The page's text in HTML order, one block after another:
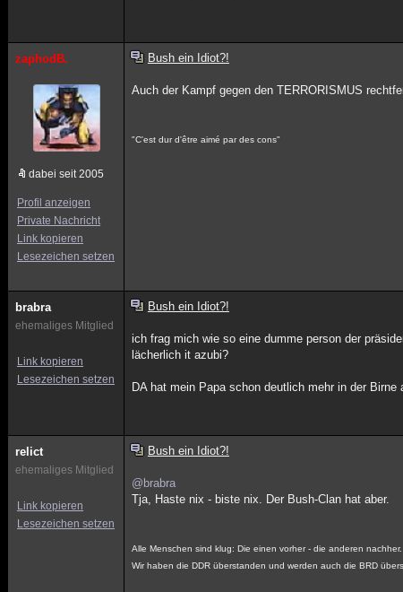
zaphodB.
dabei seit 2005
Profil anzeigen
Private Nachricht
Link kopieren
Lesezeichen setzen
Bush ein Idiot?!
Auch der Kampf gegen den TERRORISMUS
"C'est dur d'être aimé par des cons"
brabra
ehemaliges Mitglied
Link kopieren
Lesezeichen setzen
Bush ein Idiot?!
ich frag mich wie so eine dumme person der
lächerlich it azubi?
DA hat mein Papa schon deutlich mehr in der
relict
ehemaliges Mitglied
Link kopieren
Lesezeichen setzen
Bush ein Idiot?!
@brabra
Tja, Haste nix - biste nix. Der Bush-Clan hat aber.
Alle Menschen sind klug: Die einen vorher - die anderen nachher.
Wir haben die DDR überstanden und werden auch die BRD